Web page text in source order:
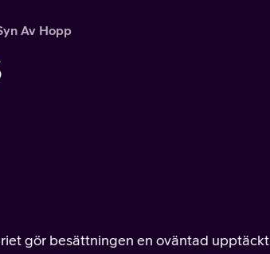
Av Hopp
gör besättningen en oväntad